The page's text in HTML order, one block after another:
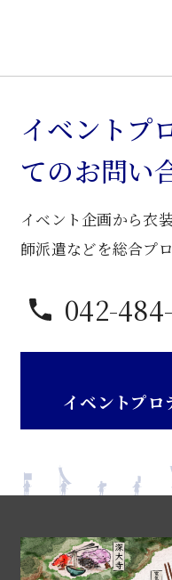
イベントプ
てのお問い
イベント企画から衣
師派遣などを総合プ
042-
イベントプロ